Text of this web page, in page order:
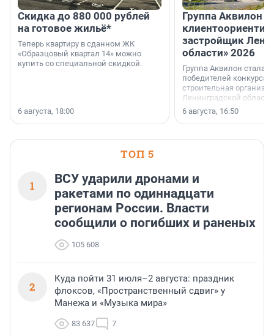
Скидка до 880 000 рублей
на готовое жильё*
Теперь квартиру в сданном ЖК
«Образцовый квартал 14» можно
купить со специальной скидкой.
6 августа, 18:00
Группа Аквилон
застройщик
области» 2026
Группа Аквилон стала
победителей конкурса
строительная
Ленинградской области
номинации «Самый
застройщик
области».
6 августа, 16:50
ТОП 5
1
ВСУ ударили дронами и
ракетами по одиннадцати
регионам России. Власти
сообщили о погибших и раненых
105 608
2
Куда пойти 31 июля–2 августа: праздник
флоксов, «Пространственный сдвиг» у
Манежа и «Музыка мира»
83 637 7